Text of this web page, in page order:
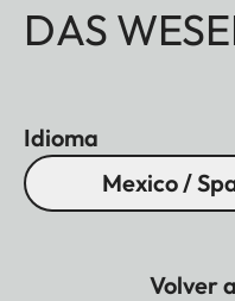
DAS
Idioma
Mexico /
Volver